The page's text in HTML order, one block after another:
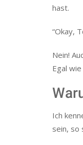
hast.
“Okay,
Nein!
Egal
Ich
sein, so